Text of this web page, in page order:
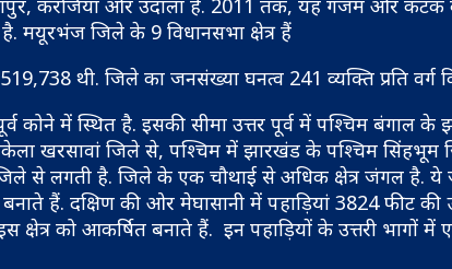
करंजिया और उदाला हैं. 2011 तक, यह गंजम और कटक
मयूरभंज जिले के 9 विधानसभा क्षेत्र हैं
थी. जिले का जनसंख्या घनत्व 241 व्यक्ति प्रति वर्ग
कोने में स्थित है. इसकी सीमा उत्तर पूर्व में पश्चिम बंगाल के
खरसावां जिले से, पश्चिम में झारखंड के पश्चिम सिंहभूम
से लगती है. जिले के एक चौथाई से अधिक क्षेत्र जंगल है.
हैं. दक्षिण की ओर मेघासानी में पहाड़ियां 3824 फीट
को आकर्षित बनाते हैं. इन पहाड़ियों के उत्तरी भागों में